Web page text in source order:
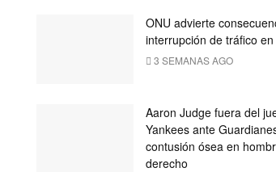
ONU advierte
interrupción de tráfico
3 SEMANAS AGO
Aaron Judge fuera del
Yankees ante
contusión ósea en
derecho